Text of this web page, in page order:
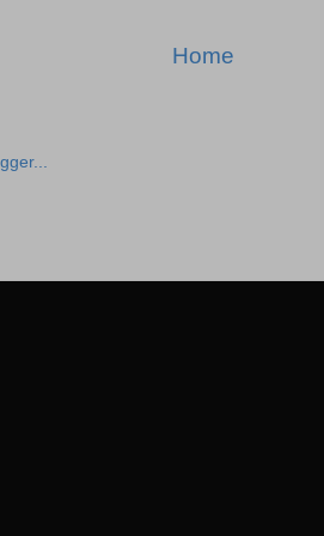
Home